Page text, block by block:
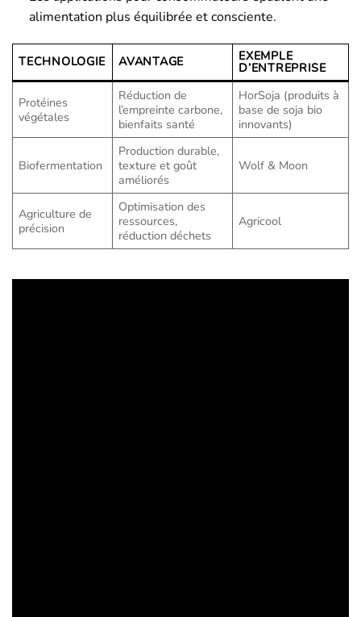
alimentation plus équilibrée et consciente.
TECHNOLOGIE AVANTAGE EXEMPLE
D’ENTREPRISE
Protéines
végétales
Réduction de
l’empreinte carbone,
bienfaits santé
HorSoja (produits à
base de soja bio
innovants)
Biofermentation
Production durable,
texture et goût
améliorés
Wolf & Moon
Agriculture de
précision
Optimisation des
ressources,
réduction déchets
Agricool